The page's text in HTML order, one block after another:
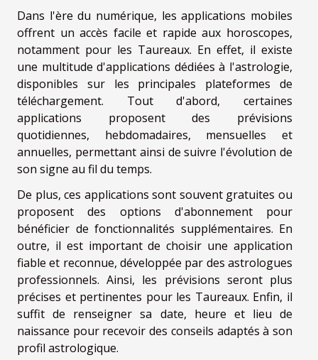
Dans l'ère du numérique, les applications mobiles
offrent un accès facile et rapide aux horoscopes,
notamment pour les Taureaux. En effet, il existe
une multitude d'applications dédiées à l'astrologie,
disponibles sur les principales plateformes de
téléchargement. Tout d'abord, certaines
applications proposent des prévisions
quotidiennes, hebdomadaires, mensuelles et
annuelles, permettant ainsi de suivre l'évolution de
son signe au fil du temps.
De plus, ces applications sont souvent gratuites ou
proposent des options d'abonnement pour
bénéficier de fonctionnalités supplémentaires. En
outre, il est important de choisir une application
fiable et reconnue, développée par des astrologues
professionnels. Ainsi, les prévisions seront plus
précises et pertinentes pour les Taureaux. Enfin, il
suffit de renseigner sa date, heure et lieu de
naissance pour recevoir des conseils adaptés à son
profil astrologique.